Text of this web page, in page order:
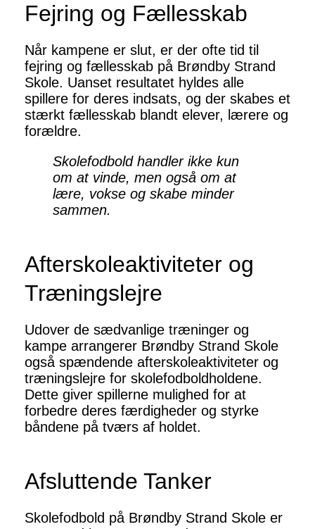
Fejring og Fællesskab
Når kampene er slut, er der ofte tid til
fejring og fællesskab på Brøndby Strand
Skole. Uanset resultatet hyldes alle
spillere for deres indsats, og der skabes et
stærkt fællesskab blandt elever, lærere og
forældre.
Skolefodbold handler ikke kun
om at vinde, men også om at
lære, vokse og skabe minder
sammen.
Afterskoleaktiviteter og
Træningslejre
Udover de sædvanlige træninger og
kampe arrangerer Brøndby Strand Skole
også spændende afterskoleaktiviteter og
træningslejre for skolefodboldholdene.
Dette giver spillerne mulighed for at
forbedre deres færdigheder og styrke
båndene på tværs af holdet.
Afsluttende Tanker
Skolefodbold på Brøndby Strand Skole er